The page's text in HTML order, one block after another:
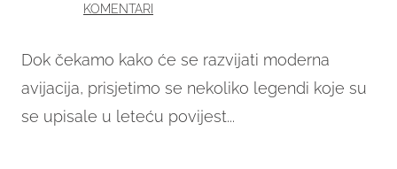
Dok čekamo kako će se razvijati moderna
avijacija, prisjetimo se nekoliko legendi koje su
se upisale u leteću povijest...
KOMENTARI